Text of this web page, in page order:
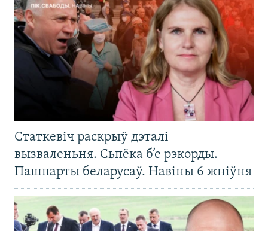
Статкевіч раскрыў дэталі
вызваленьня. Сьпёка б’е рэкорды.
Пашпарты беларусаў. Навіны 6 жніўня